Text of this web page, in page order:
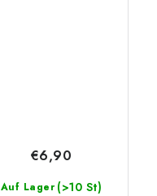
Auf Lager (>10 St)
€6,90